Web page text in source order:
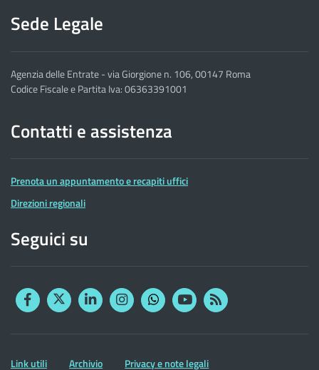
Sede Legale
Agenzia delle Entrate - via Giorgione n. 106, 00147 Roma
Codice Fiscale e Partita Iva: 06363391001
Contatti e assistenza
Prenota un appuntamento e recapiti uffici
Direzioni regionali
Seguici su
FacebookTwitterLinkedinInstagram
YouTubeRSS
Altre
Link utili Archivio Privacy e note legali